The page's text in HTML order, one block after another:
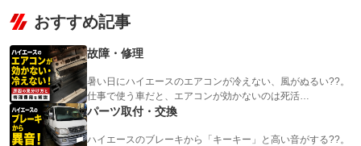
おすすめ記事
故障・修理
暑い日にハイエースのエアコンが冷えない、風がぬるい??。
仕事で使う車だと、エアコンが効かないのは死活…
パーツ取付・交換
ハイエースのブレーキから「キーキー」と高い音がする??。